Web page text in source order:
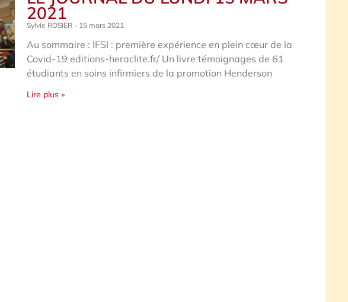
2021
Sylvie ROSIER 15 mars 2021
Au sommaire : IFSI : première expérience en plein cœur de la
Covid-19 editions-heraclite.fr/ Un livre témoignages de 61
étudiants en soins infirmiers de la promotion Henderson
Lire plus »